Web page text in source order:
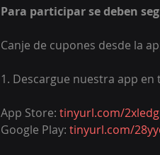
Para participar se deben
Canje de cupones desde la
1. Descargue nuestra app
App Store: tinyurl.com/
Google Play: tinyurl.com/